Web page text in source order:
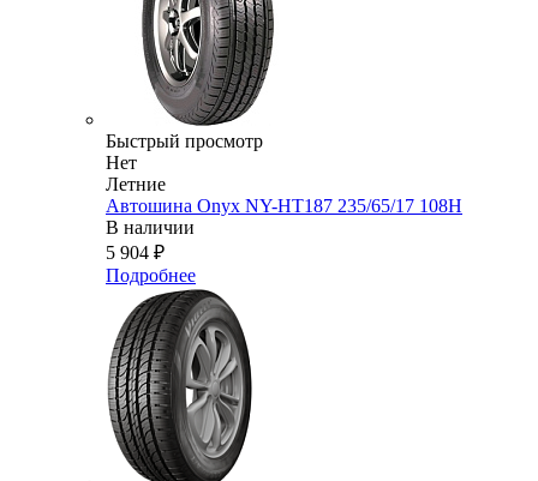
Быстрый просмотр
Нет
Летние
Автошина Onyx NY-HT187 235/65/17 108H
В наличии
5 904 ₽
Подробнее